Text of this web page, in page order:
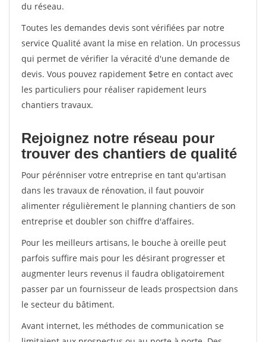
du réseau.
Toutes les demandes devis sont vérifiées par notre
service Qualité avant la mise en relation. Un processus
qui permet de vérifier la véracité d'une demande de
devis. Vous pouvez rapidement $etre en contact avec
les particuliers pour réaliser rapidement leurs
chantiers travaux.
Rejoignez notre réseau pour
trouver des chantiers de qualité
Pour pérénniser votre entreprise en tant qu'artisan
dans les travaux de rénovation, il faut pouvoir
alimenter régulièrement le planning chantiers de son
entreprise et doubler son chiffre d'affaires.
Pour les meilleurs artisans, le bouche à oreille peut
parfois suffire mais pour les désirant progresser et
augmenter leurs revenus il faudra obligatoirement
passer par un fournisseur de leads prospectsion dans
le secteur du bâtiment.
Avant internet, les méthodes de communication se